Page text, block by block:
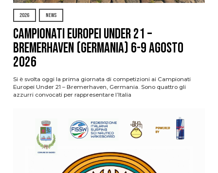
2026 NEWS
Campionati Europei Under 21 –
Bremerhaven (Germania) 6-9 agosto
2026
Si è svolta oggi la prima giornata di competizioni ai Campionati
Europei Under 21 – Bremerhaven, Germania. Sono quattro gli
azzurri convocati per rappresentare l’Italia